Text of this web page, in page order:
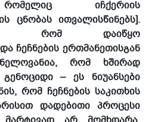
იჩქერიის
ცნობას ითვალისწინებს].
რომ დაიწყო
ჩეჩნების ერთმანეთისგან
რომ ხშირად
– ეს ნიუანსები
რომ ჩეჩნების საკითხის
დადებითი პროცესი